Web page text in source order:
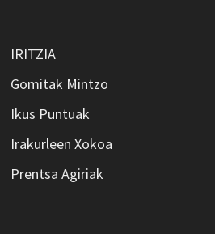
IRITZIA
Gomitak Mintzo
Ikus Puntuak
Irakurleen Xokoa
Prentsa Agiriak